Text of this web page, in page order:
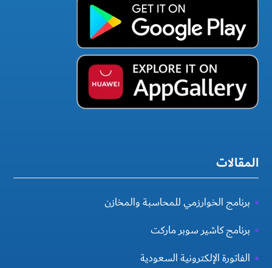
المقالات
برنامج الخوارزمي للمحاسبة والمخازن
برنامج كاشير سوبر ماركت
الفاتورة الإلكترونية السعودية